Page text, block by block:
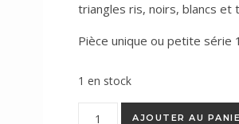
triangles ris, noirs, blancs et
Pièce unique ou petite série
1 en stock
quantité de Sac
AJOUTER AU